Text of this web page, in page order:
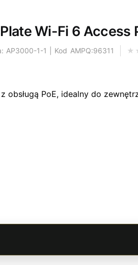
Wi-Fi 6 Access
AP3000-1-1 | Kod AMPQ:96311
obsługą PoE, idealny do